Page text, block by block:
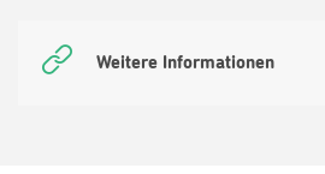
Weitere Informationen